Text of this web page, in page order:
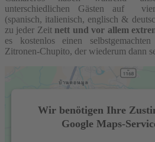
unterschiedlichen Gästen auf vier
(spanisch, italienisch, englisch &
zu jeder Zeit nett und vor allem
es kostenlos einen
Zitronen-Chupito, der wiederum dann
Wir benötigen Ihre
Google Maps-